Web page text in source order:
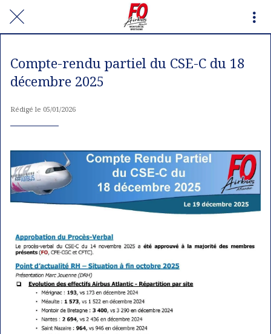
Compte-rendu partiel du CSE-C du 18
décembre 2025
Rédigé le 05/01/2026